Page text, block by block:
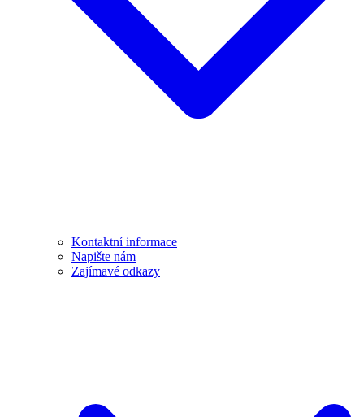
Kontaktní informace
Napište nám
Zajímavé odkazy